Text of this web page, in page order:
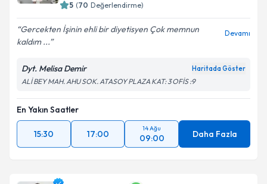
5 (70 Değerlendirme)
Gercekten İşinin ehli bir diyetisyen Çok memnun
kaldım ...
Devamı
Dyt. Melisa Demir Haritada Göster
ALİ BEY MAH. AHU SOK. ATASOY PLAZA KAT: 3 OFİS :9
En Yakın Saatler
15:30 17:00
14 Ağu
09:00 Daha Fazla